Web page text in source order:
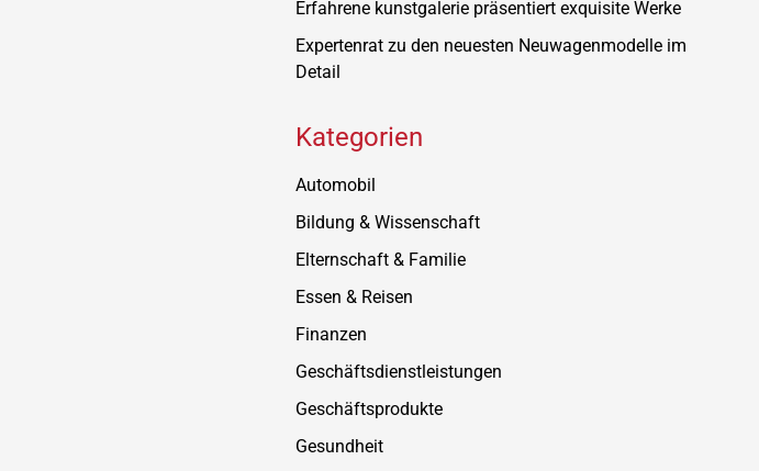
Erfahrene kunstgalerie präsentiert exquisite Werke
Expertenrat zu den neuesten Neuwagenmodelle im
Detail
Kategorien
Automobil
Bildung & Wissenschaft
Elternschaft & Familie
Essen & Reisen
Finanzen
Geschäftsdienstleistungen
Geschäftsprodukte
Gesundheit